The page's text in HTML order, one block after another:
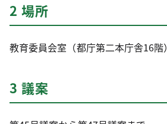
2 場所
教育委員会室（都庁第二本庁舎16階）
3 議案